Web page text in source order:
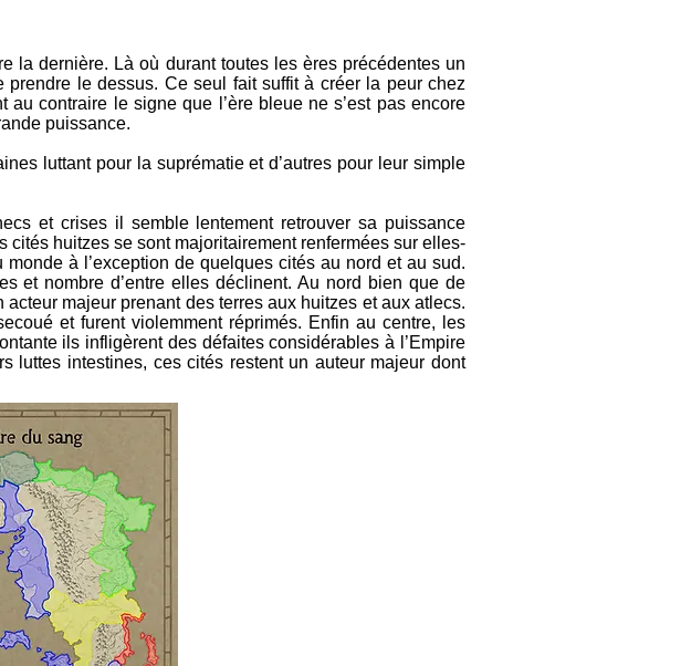
la dernière. Là où durant toutes les ères précédentes un
le dessus. Ce seul fait suffit à créer la peur chez
contraire le signe que l’ère bleue ne s’est pas encore
puissance.
luttant pour la suprématie et d’autres pour leur simple
et crises il semble lentement retrouver sa puissance
cités huitzes se sont majoritairement renfermées sur elles-
à l’exception de quelques cités au nord et au sud.
et nombre d’entre elles déclinent. Au nord bien que de
majeur prenant des terres aux huitzes et aux atlecs.
et furent violemment réprimés. Enfin au centre, les
ils infligèrent des défaites considérables à l’Empire
luttes intestines, ces cités restent un auteur majeur dont